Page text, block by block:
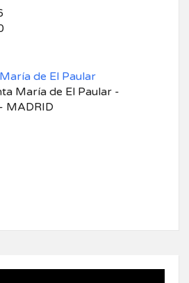
de El Paular
María de El Paular -
MADRID